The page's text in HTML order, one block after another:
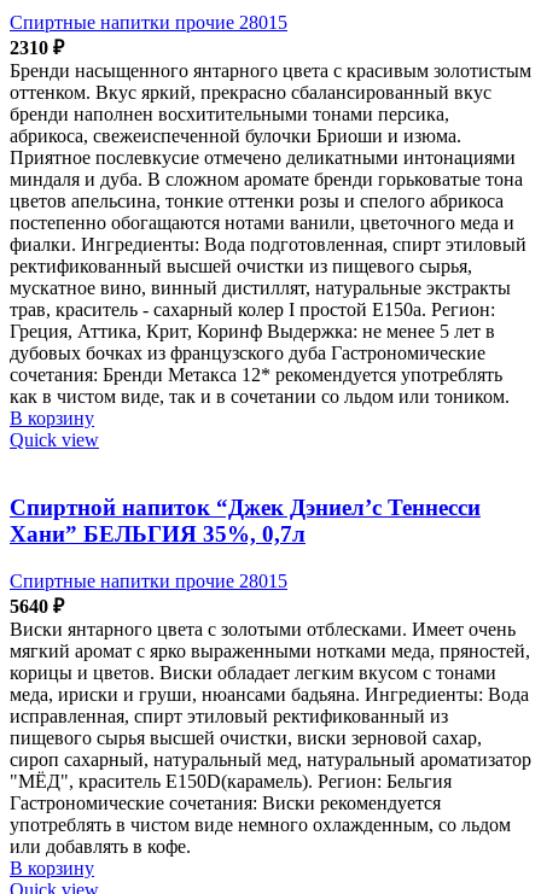
Спиртные напитки прочие 28015
2310 ₽
Бренди насыщенного янтарного цвета с красивым золотистым
оттенком. Вкус яркий, прекрасно сбалансированный вкус
бренди наполнен восхитительными тонами персика,
абрикоса, свежеиспеченной булочки Бриоши и изюма.
Приятное послевкусие отмечено деликатными интонациями
миндаля и дуба. В сложном аромате бренди горьковатые тона
цветов апельсина, тонкие оттенки розы и спелого абрикоса
постепенно обогащаются нотами ванили, цветочного меда и
фиалки. Ингредиенты: Вода подготовленная, спирт этиловый
ректификованный высшей очистки из пищевого сырья,
мускатное вино, винный дистиллят, натуральные экстракты
трав, краситель - сахарный колер I простой Е150а. Регион:
Греция, Аттика, Крит, Коринф Выдержка: не менее 5 лет в
дубовых бочках из французского дуба Гастрономические
сочетания: Бренди Метакса 12* рекомендуется употреблять
как в чистом виде, так и в сочетании со льдом или тоником.
В корзину
Quick view
Спиртной напиток “Джек Дэниел’с Теннесси
Хани” БЕЛЬГИЯ 35%, 0,7л
Спиртные напитки прочие 28015
5640 ₽
Виски янтарного цвета с золотыми отблесками. Имеет очень
мягкий аромат с ярко выраженными нотками меда, пряностей,
корицы и цветов. Виски обладает легким вкусом с тонами
меда, ириски и груши, нюансами бадьяна. Ингредиенты: Вода
исправленная, спирт этиловый ректификованный из
пищевого сырья высшей очистки, виски зерновой сахар,
сироп сахарный, натуральный мед, натуральный ароматизатор
"МЁД", краситель Е150D(карамель). Регион: Бельгия
Гастрономические сочетания: Виски рекомендуется
употреблять в чистом виде немного охлажденным, со льдом
или добавлять в кофе.
В корзину
Quick view